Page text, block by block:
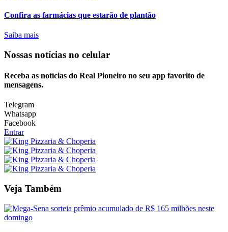
Confira as farmácias que estarão de plantão
Saiba mais
Nossas notícias no celular
Receba as notícias do Real Pioneiro no seu app favorito de
mensagens.
Telegram
Whatsapp
Facebook
Entrar
Veja Também